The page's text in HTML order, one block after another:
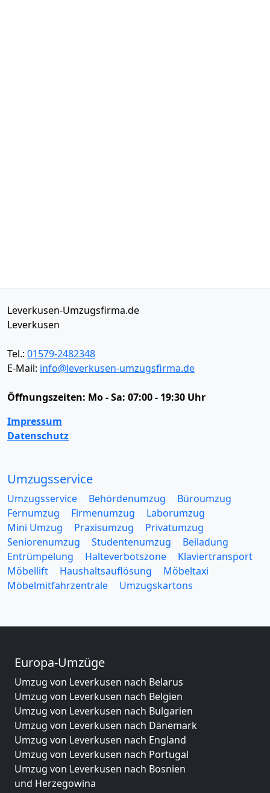
Leverkusen-Umzugsfirma.de
Leverkusen
Tel.: 01579-2482348
E-Mail: info@leverkusen-umzugsfirma.de
Öffnungszeiten: Mo - Sa: 07:00 - 19:30 Uhr
Impressum
Datenschutz
Umzugsservice
Umzugsservice Behördenumzug
Büroumzug
Fernumzug
Firmenumzug
Laborumzug
Mini Umzug
Praxisumzug
Privatumzug
Seniorenumzug
Studentenumzug
Beiladung
Entrümpelung
Halteverbotszone
Klaviertransport
Möbellift
Haushaltsauflösung
Möbeltaxi
Möbelmitfahrzentrale
Umzugskartons
Europa-Umzüge
Umzug von Leverkusen nach Belarus
Umzug von Leverkusen nach Belgien
Umzug von Leverkusen nach Bulgarien
Umzug von Leverkusen nach Dänemark
Umzug von Leverkusen nach England
Umzug von Leverkusen nach Portugal
Umzug von Leverkusen nach Bosnien
und Herzegowina